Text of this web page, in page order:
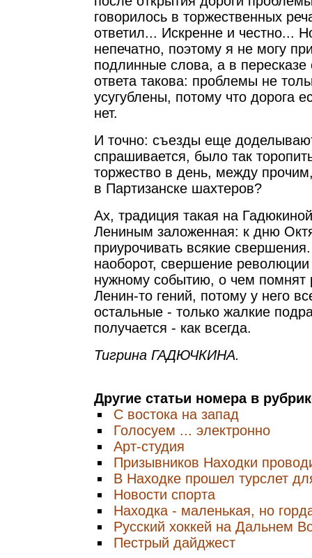
говорилось в торжественных
ответил... Искренне и честно...
непечатно, поэтому я не могу
подлинные слова, а в пересказе
ответа такова: проблемы не
усугублены, потому что дорога
нет.
И точно: съезды еще
спрашивается, было так
торжество в день, между
в Партизанске шахтеров?
Ах, традиция такая на
Лениным заложенная: к дню
приурочивать всякие
наоборот, свершение революции
нужному событию, о чем помнят
Ленин-то гений, потому у него
остальные - только жалкие
получается - как всегда.
Тигрина ГАДЮЧКИНА.
Другие статьи номера в
С востока на запад
Голосуем ... электронно
Арт-студия
Призывников Находки
В Находке прошел турслет
Новости спорта
Находка - маленькая, но
Русский хоккей на Дальнем
Пестрый дайджест